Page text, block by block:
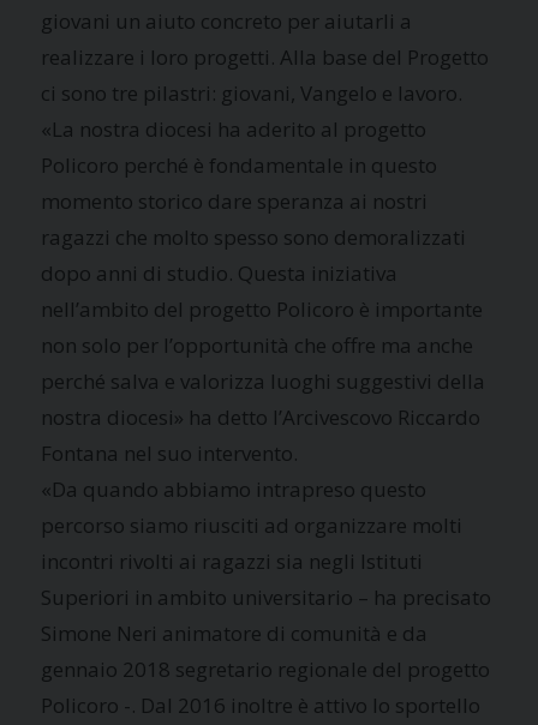
giovani un aiuto concreto per aiutarli a
realizzare i loro progetti. Alla base del Progetto
ci sono tre pilastri: giovani, Vangelo e lavoro.
«La nostra diocesi ha aderito al progetto
Policoro perché è fondamentale in questo
momento storico dare speranza ai nostri
ragazzi che molto spesso sono demoralizzati
dopo anni di studio. Questa iniziativa
nell’ambito del progetto Policoro è importante
non solo per l’opportunità che offre ma anche
perché salva e valorizza luoghi suggestivi della
nostra diocesi» ha detto l’Arcivescovo Riccardo
Fontana nel suo intervento.
«Da quando abbiamo intrapreso questo
percorso siamo riusciti ad organizzare molti
incontri rivolti ai ragazzi sia negli Istituti
Superiori in ambito universitario – ha precisato
Simone Neri animatore di comunità e da
gennaio 2018 segretario regionale del progetto
Policoro -. Dal 2016 inoltre è attivo lo sportello